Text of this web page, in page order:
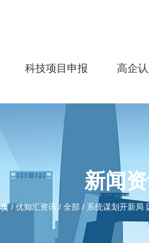
科技项目申报 高企
新闻
/ 优知汇资讯 / 全部 / 系统谋划开新局